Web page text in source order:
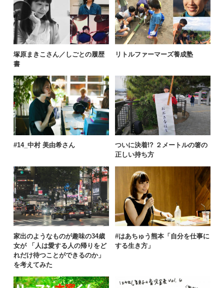
塚原まきこさん／しごとの履歴
書
リトルファーマーズ養成塾
#14_中村 美由希さん
ついに決着!? ２メートルの箸の
正しい持ち方
家出のようなものが趣味の34歳
女が 「人は愛する人の帰りをど
れだけ待つことができるのか」
を考えてみた
#はあちゅう熊本「自分を仕事に
する生き方」